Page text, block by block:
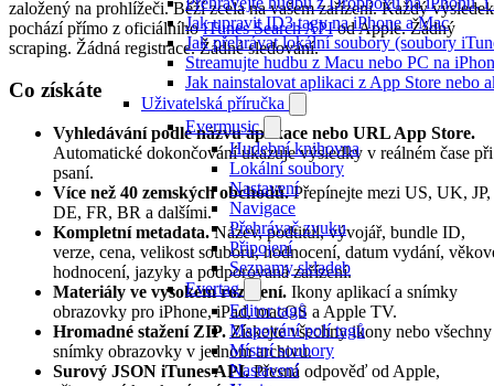
Jak upravit ID3 tagy na iPhone a Mac
Jak přehrávat lokální soubory (soubory
Streamujte hudbu z Macu nebo PC na
Jak nainstalovat aplikaci z App Store nebo
Uživatelská příručka
Evermusic
Hudební knihovna
Lokální soubory
Nastavení
Navigace
Přehrávač zvuku
Připojení
Seznamy skladeb
Evertag
Editor tagů
Mapování polí tagů
Místní soubory
Nastavení
založený na prohlížeči. Běží zcela na vašem zařízení. Každý výsledek
pochází přímo z oficiálníhoiTunes Search APIod Apple. Žádný
scraping. Žádná registrace. Žádné sledování.
Co získáte
Vyhledávání podle názvu aplikace nebo URL App Store.
Automatické dokončování ukazuje výsledky v reálném čase při
psaní.
Více než 40 zemských obchodů.Přepínejte mezi US, UK, JP,
DE, FR, BR a dalšími.
Kompletní metadata.Název, podtitul, vývojář, bundle ID,
verze, cena, velikost souboru, hodnocení, datum vydání,
hodnocení, jazyky a podporovaná zařízení.
Materiály ve vysokém rozlišení. Ikony aplikací a snímky
obrazovky pro iPhone, iPad, macOS a Apple TV.
Hromadné stažení ZIP.Získejte všechny ikony nebo všechny
snímky obrazovky v jednom archivu.
Surový JSON iTunes API.Přesná odpověď od Apple,